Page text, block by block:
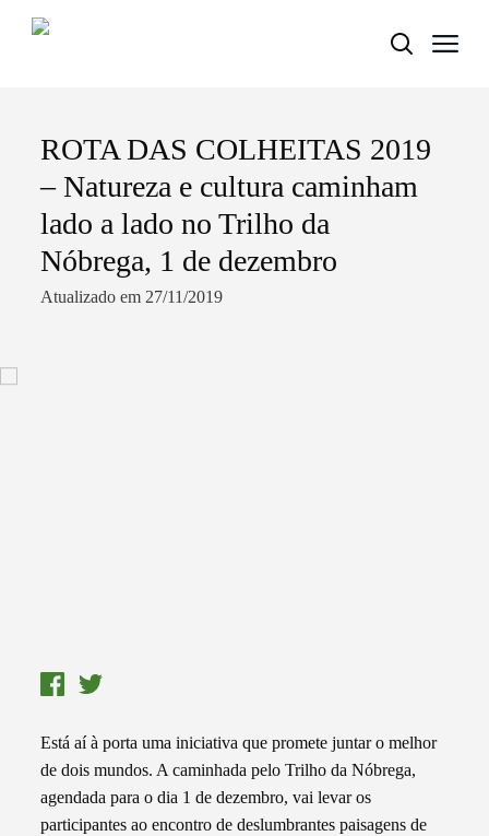
Termo de Pesquisa
Categorias gerais
ROTA DAS COLHEITAS 2019
– Natureza e cultura caminham
lado a lado no Trilho da
Nóbrega, 1 de dezembro
Atualizado em 27/11/2019
Está aí à porta uma iniciativa que promete juntar o melhor
de dois mundos. A caminhada pelo Trilho da Nóbrega,
agendada para o dia 1 de dezembro, vai levar os
participantes ao encontro de deslumbrantes paisagens de